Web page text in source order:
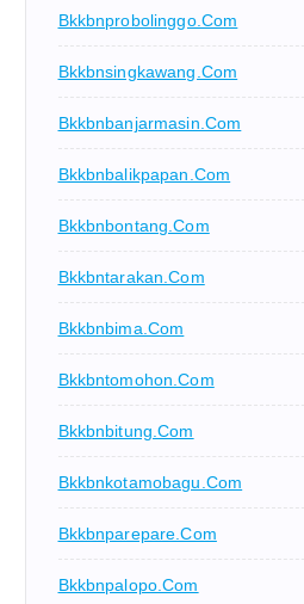
Bkkbnprobolinggo.com
Bkkbnsingkawang.com
Bkkbnbanjarmasin.com
Bkkbnbalikpapan.com
Bkkbnbontang.com
Bkkbntarakan.com
Bkkbnbima.com
Bkkbntomohon.com
Bkkbnbitung.com
Bkkbnkotamobagu.com
Bkkbnparepare.com
Bkkbnpalopo.com